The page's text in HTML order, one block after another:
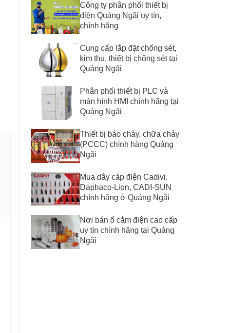
Công ty phân phối thiết bị
điện Quảng Ngãi uy tín,
chính hãng
Cung cấp lắp đặt chống sét,
kim thu, thiết bị chống sét tại
Quảng Ngãi
Phân phối thiết bị PLC và
màn hình HMI chính hãng tại
Quảng Ngãi
Thiết bị báo cháy, chữa cháy
(PCCC) chính hàng Quảng
Ngãi
Mua dây cáp điện Cadivi,
Daphaco-Lion, CADI-SUN
chính hãng ở Quảng Ngãi
Nơi bán ổ cắm điện cao cấp
uy tín chính hãng tại Quảng
Ngãi